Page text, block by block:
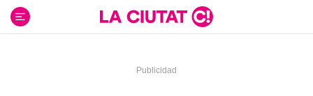
contenido